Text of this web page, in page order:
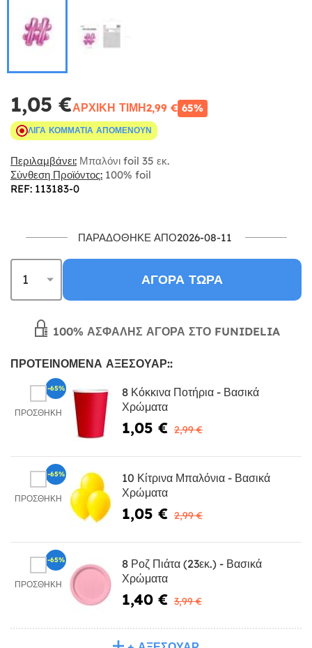
1,05 €ΑΡΧΙΚΉ ΤΙΜΉ2,99 € 65%
ΛΊΓΑ ΚΟΜΜΆΤΙΑ ΑΠΟΜΈΝΟΥΝ
Περιλαμβάνει: Μπαλόνι foil 35 εκ.
Σύνθεση Προϊόντος: 100% foil
REF: 113183-0
ΠΑΡΑΔΌΘΗΚΕ ΑΠΌ2026-08-11
ΑΓΟΡΆ ΤΏΡΑ
100% ΑΣΦΑΛΉΣ ΑΓΟΡΆ ΣΤΟ FUNIDELIA
ΠΡΟΤΕΙΝΌΜΕΝΑ ΑΞΕΣΟΥΆΡ::
ΠΡΟΣΘΉΚΗ
8 Κόκκινα Ποτήρια - Βασικά
Χρώματα
1,05 € 2,99 €
-65%
ΠΡΟΣΘΉΚΗ
10 Κίτρινα Μπαλόνια - Βασικά
Χρώματα
1,05 € 2,99 €
-65%
ΠΡΟΣΘΉΚΗ
8 Ροζ Πιάτα (23εκ.) - Βασικά
Χρώματα
1,40 € 3,99 €
-65%